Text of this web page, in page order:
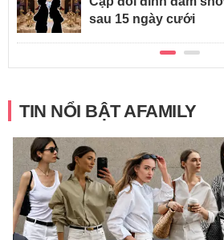
sau 15 ngày cưới
TIN NỔI BẬT AFAMILY